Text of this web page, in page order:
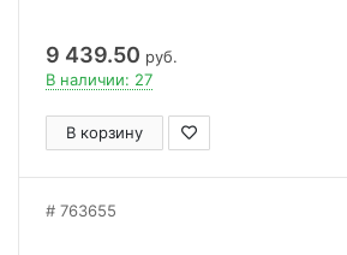
9 439.50 руб.
В наличии: 27
В корзину
763655